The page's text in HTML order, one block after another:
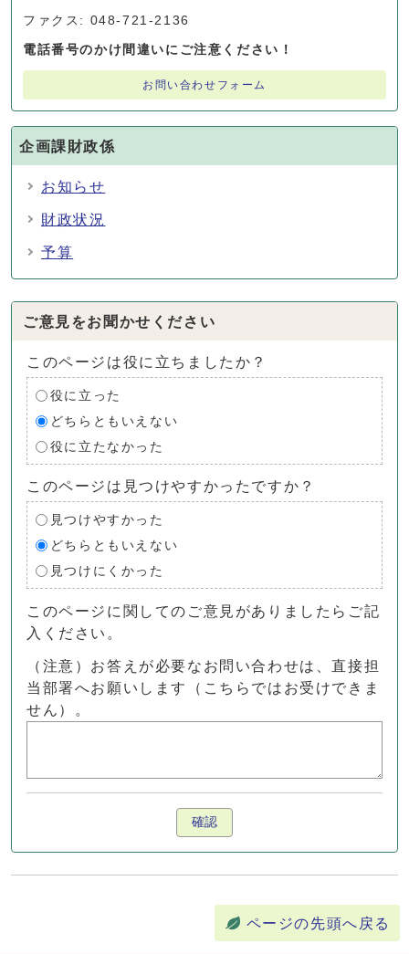
ファクス: 048-721-2136
電話番号のかけ間違いにご注意ください！
お問い合わせフォーム
企画課財政係
お知らせ
財政状況
予算
ご意見をお聞かせください
このページは役に立ちましたか？
役に立った
どちらともいえない
役に立たなかった
このページは見つけやすかったですか？
見つけやすかった
どちらともいえない
見つけにくかった
このページに関してのご意見がありましたらご記
入ください。
（注意）お答えが必要なお問い合わせは、直接担
当部署へお願いします（こちらではお受けできま
せん）。
確認
ページの先頭へ戻る